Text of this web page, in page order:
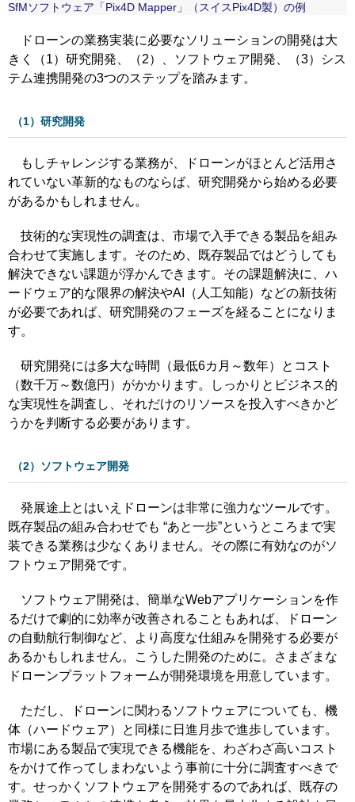
SfMソフトウェア「Pix4D Mapper」（スイスPix4D製）の例
ドローンの業務実装に必要なソリューションの開発は大
きく（1）研究開発、（2）、ソフトウェア開発、（3）シス
テム連携開発の3つのステップを踏みます。
（1）研究開発
もしチャレンジする業務が、ドローンがほとんど活用さ
れていない革新的なものならば、研究開発から始める必要
があるかもしれません。
技術的な実現性の調査は、市場で入手できる製品を組み
合わせて実施します。そのため、既存製品ではどうしても
解決できない課題が浮かんできます。その課題解決に、ハ
ードウェア的な限界の解決やAI（人工知能）などの新技術
が必要であれば、研究開発のフェーズを経ることになりま
す。
研究開発には多大な時間（最低6カ月～数年）とコスト
（数千万～数億円）がかかります。しっかりとビジネス的
な実現性を調査し、それだけのリソースを投入すべきかど
うかを判断する必要があります。
（2）ソフトウェア開発
発展途上とはいえドローンは非常に強力なツールです。
既存製品の組み合わせでも “あと一歩”というところまで実
装できる業務は少なくありません。その際に有効なのがソ
フトウェア開発です。
ソフトウェア開発は、簡単なWebアプリケーションを作
るだけで劇的に効率が改善されることもあれば、ドローン
の自動航行制御など、より高度な仕組みを開発する必要が
あるかもしれません。こうした開発のために。さまざまな
ドローンプラットフォームが開発環境を用意しています。
ただし、ドローンに関わるソフトウェアについても、機
体（ハードウェア）と同様に日進月歩で進歩しています。
市場にある製品で実現できる機能を、わざわざ高いコスト
をかけて作ってしまわないよう事前に十分に調査すべきで
す。せっかくソフトウェアを開発するのであれば、既存の